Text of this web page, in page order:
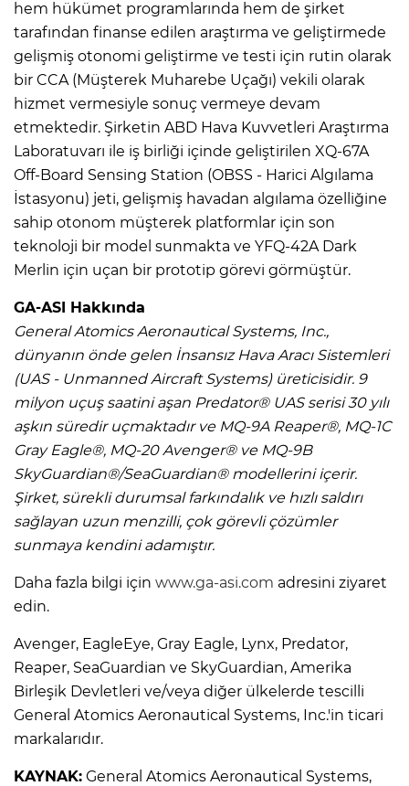
hem hükümet programlarında hem de şirket
tarafından finanse edilen araştırma ve geliştirmede
gelişmiş otonomi geliştirme ve testi için rutin olarak
bir CCA (Müşterek Muharebe Uçağı) vekili olarak
hizmet vermesiyle sonuç vermeye devam
etmektedir. Şirketin ABD Hava Kuvvetleri Araştırma
Laboratuvarı ile iş birliği içinde geliştirilen XQ-67A
Off-Board Sensing Station (OBSS - Harici Algılama
İstasyonu) jeti, gelişmiş havadan algılama özelliğine
sahip otonom müşterek platformlar için son
teknoloji bir model sunmakta ve YFQ-42A Dark
Merlin için uçan bir prototip görevi görmüştür.
GA-ASI Hakkında
General Atomics Aeronautical Systems, Inc.,
dünyanın önde gelen İnsansız Hava Aracı Sistemleri
(UAS - Unmanned Aircraft Systems) üreticisidir. 9
milyon uçuş saatini aşan Predator® UAS serisi 30 yılı
aşkın süredir uçmaktadır ve MQ-9A Reaper®, MQ-1C
Gray Eagle®, MQ-20 Avenger® ve MQ-9B
SkyGuardian®/SeaGuardian® modellerini içerir.
Şirket, sürekli durumsal farkındalık ve hızlı saldırı
sağlayan uzun menzilli, çok görevli çözümler
sunmaya kendini adamıştır.
Daha fazla bilgi için www.ga-asi.com adresini ziyaret
edin.
Avenger, EagleEye, Gray Eagle, Lynx, Predator,
Reaper, SeaGuardian ve SkyGuardian, Amerika
Birleşik Devletleri ve/veya diğer ülkelerde tescilli
General Atomics Aeronautical Systems, Inc.'in ticari
markalarıdır.
KAYNAK: General Atomics Aeronautical Systems,